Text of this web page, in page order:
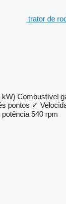
trator de
kW) Combustível
pontos ✓
potência 540 rpm